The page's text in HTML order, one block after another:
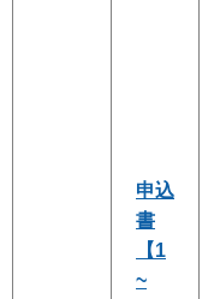
申込
書
【1
~